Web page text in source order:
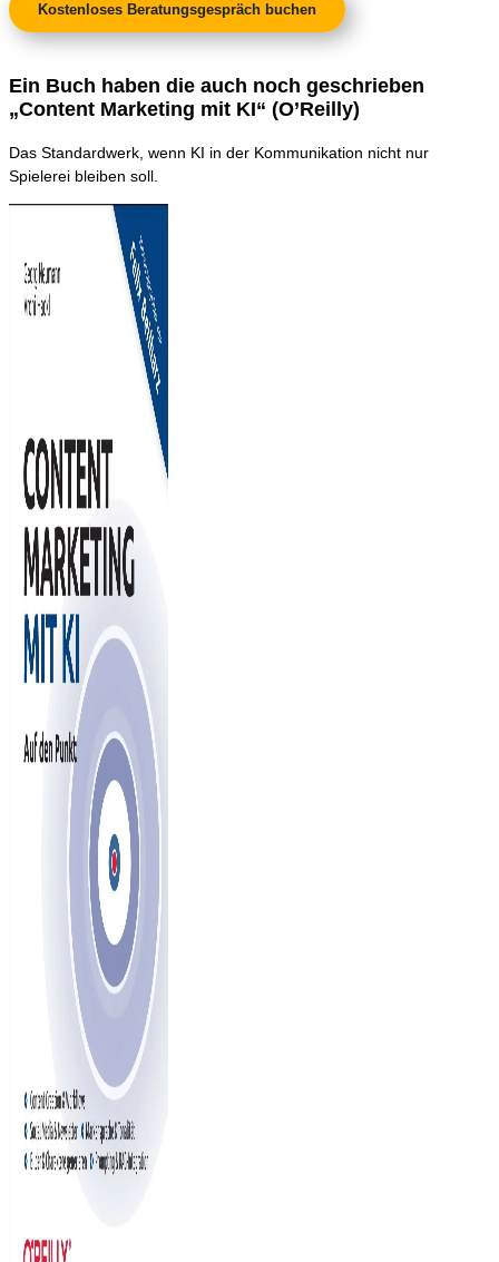
Kostenloses Beratungsgespräch buchen
Ein Buch haben die auch noch geschrieben
„Content Marketing mit KI“ (O’Reilly)
Das Standardwerk, wenn KI in der Kommunikation nicht nur
Spielerei bleiben soll.